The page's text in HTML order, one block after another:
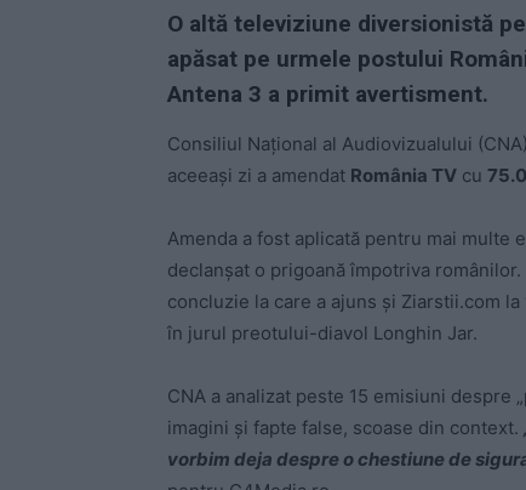
O altă televiziune diversionistă
apăsat pe urmele postului
Antena 3 a primit avertisment.
Consiliul Național al Audiovizualului
aceeași zi a amendat România TV cu
Amenda a fost aplicată pentru mai multe
declanșat o prigoană împotriva
concluzie la care a ajuns și Ziarstii.com
în jurul preotului-diavol Longhin Jar.
CNA a analizat peste 15 emisiuni despre
imagini și fapte false, scoase din context.
vorbim deja despre o chestiune de